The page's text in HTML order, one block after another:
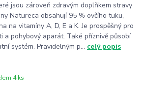
jsou zároveň zdravým doplňkem stravy
Natureca obsahují 95 % ovčího tuku,
na vitamíny A, D, E a K. Je prospěšný pro
a pohybový aparát. Také příznivě působí
systém. Pravidelným p... celý popis
4 ks